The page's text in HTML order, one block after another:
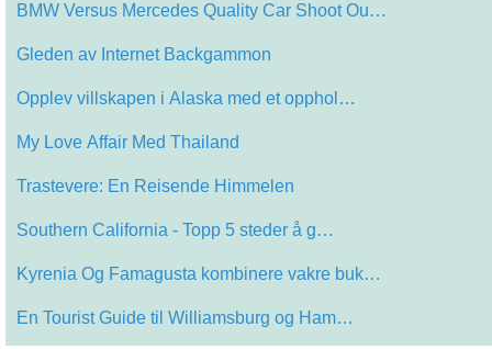
BMW Versus Mercedes Quality Car Shoot Ou…
Gleden av Internet Backgammon
Opplev villskapen i Alaska med et opphol…
My Love Affair Med Thailand
Trastevere: En Reisende Himmelen
Southern California - Topp 5 steder å g…
Kyrenia Og Famagusta kombinere vakre buk…
En Tourist Guide til Williamsburg og Ham…